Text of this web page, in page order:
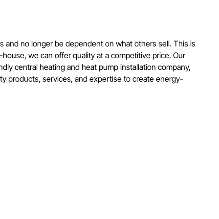
and no longer be dependent on what others sell. This is
we can offer quality at a competitive price. Our
central heating and heat pump installation company,
products, services, and expertise to create energy-